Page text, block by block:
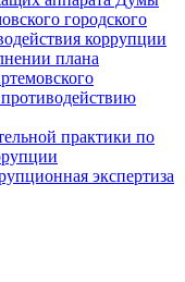
городского
коррупции
плана
противодействию
практики по
экспертиза